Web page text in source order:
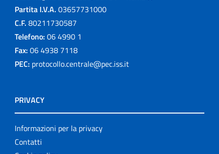
Partita I.V.A. 03657731000
C.F. 80211730587
Telefono: 06 4990 1
Fax: 06 4938 7118
PEC: protocollo.centrale@pec.iss.it
PRIVACY
Informazioni per la privacy
Contatti